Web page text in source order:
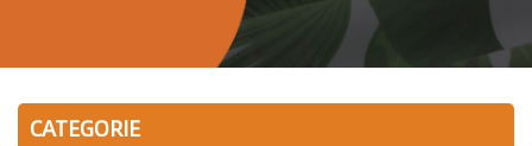
CATEGORIE